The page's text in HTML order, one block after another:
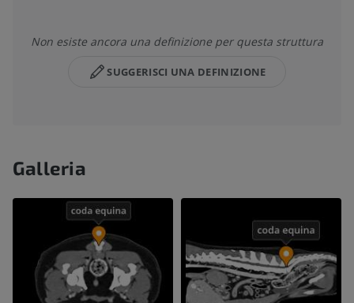
Non esiste ancora una definizione per questa struttura
SUGGERISCI UNA DEFINIZIONE
Galleria